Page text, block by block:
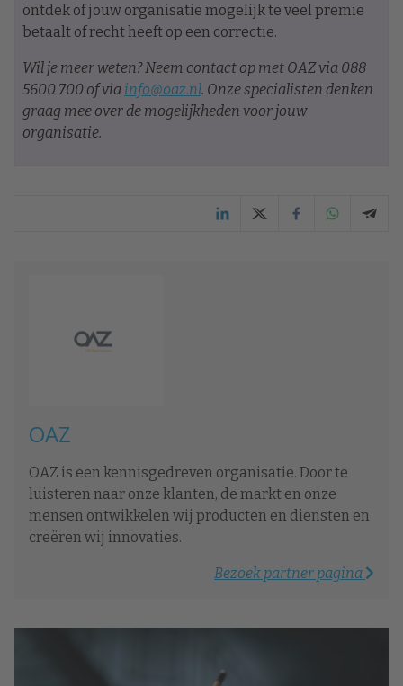
ontdek of jouw organisatie mogelijk te veel premie
betaalt of recht heeft op een correctie.
Wil je meer weten? Neem contact op met OAZ via 088
5600 700 of via info@oaz.nl. Onze specialisten denken
graag mee over de mogelijkheden voor jouw
organisatie.
OAZ
OAZ is een kennisgedreven organisatie. Door te
luisteren naar onze klanten, de markt en onze
mensen ontwikkelen wij producten en diensten en
creëren wij innovaties.
Bezoek partner pagina